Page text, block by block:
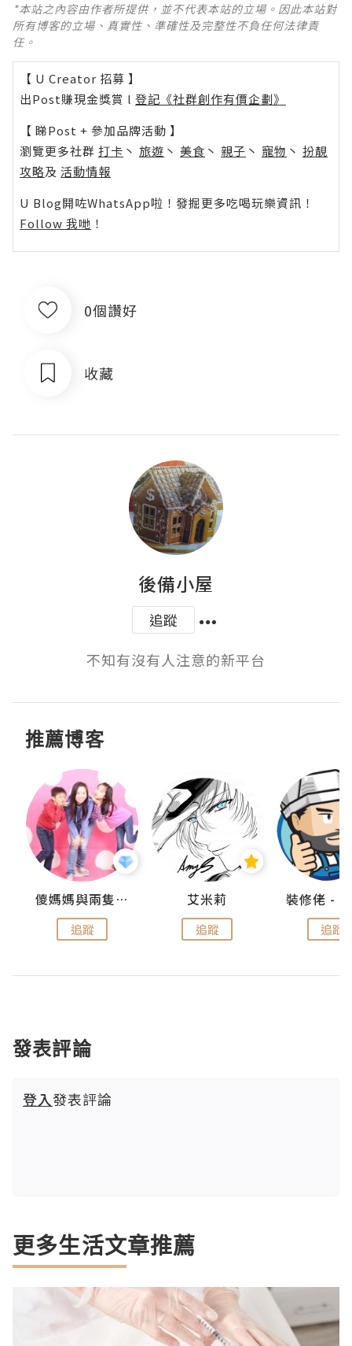
*本站之內容由作者所提供，並不代表本站的立場。因此本站對
所有博客的立場、真實性、準確性及完整性不負任何法律責
任。
【 U Creator 招募 】
出Post賺現金獎賞 l 登記《社群創作有價企劃》
【 睇Post + 參加品牌活動 】
瀏覽更多社群 打卡 丶 旅遊 丶 美食 丶 親子 丶 寵物 丶 扮靚
攻略及 活動情報
U Blog開咗WhatsApp啦！發掘更多吃喝玩樂資訊！
Follow 我哋 ！
0個讚好
收藏
後備小屋
追蹤
不知有沒有人注意的新平台
推薦博客
儍媽媽與兩隻小魔怪之家
追蹤
艾米莉
追蹤 追蹤
發表評論
登入發表評論
更多生活文章推薦